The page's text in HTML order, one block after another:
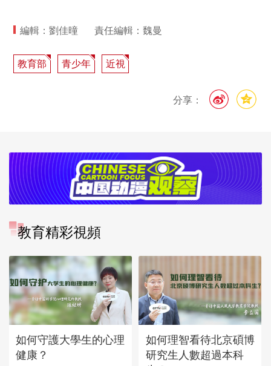
編輯：劉佳曈 責任編輯：魏曼
教育部 青少年 近視
分享：
教育精彩視頻
如何守護大學生的心理
健康？
如何理智看待北京碩博
研究生人數超過本科